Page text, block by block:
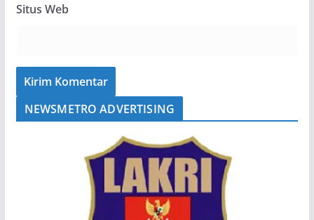
Situs Web
NEWSMETRO ADVERTISING